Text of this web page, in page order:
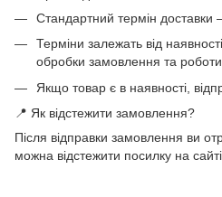
Стандартний термін доставки
Терміни залежать від
обробки замовлення та роботи
Якщо товар є в наявності,
📍 Як відстежити замовлення?
Після відправки замовлення ви
можна відстежити посилку на